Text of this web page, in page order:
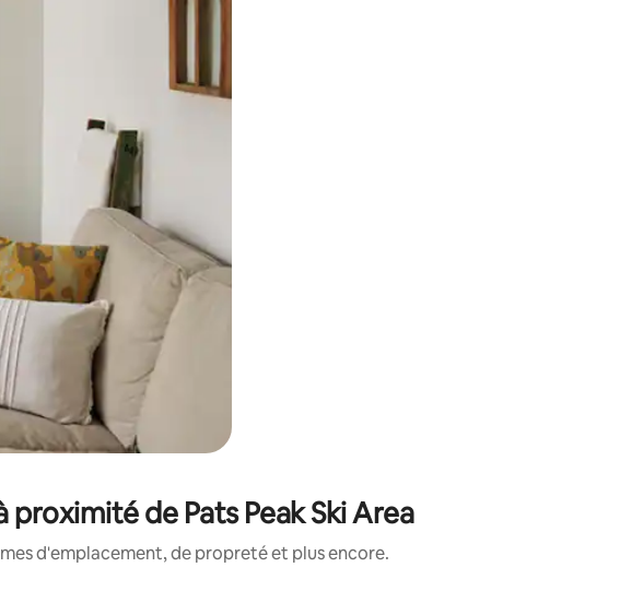
appuyant et en faisant glisser.
de Pats Peak Ski Area
d'emplacement, de propreté et plus encore.